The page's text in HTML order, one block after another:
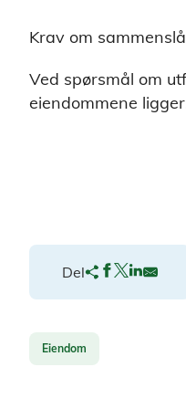
Krav om
Ved spørsmål om
eiendommene
Del
Eiendom